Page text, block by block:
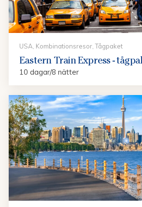
USA, Kombinationsresor, Tågpaket
Eastern Train Express -
10 dagar/8 nätter